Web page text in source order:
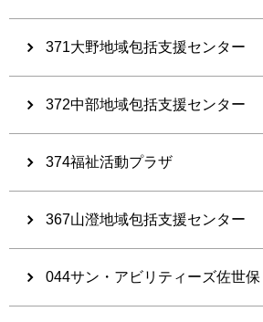
371大野地域包括支援センター
372中部地域包括支援センター
374福祉活動プラザ
367山澄地域包括支援センター
044サン・アビリティーズ佐世保